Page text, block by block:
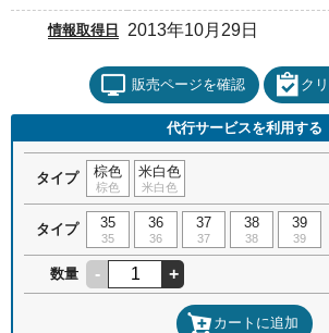
情報取得日 2013年10月29日
販売ページを確認 ク
代行サービスを利用する
タイプ 棕色
棕色
米白色
米白色
タイプ 35
35
36
36
37
37
38
38
39
39
数量 - +
カートに追加